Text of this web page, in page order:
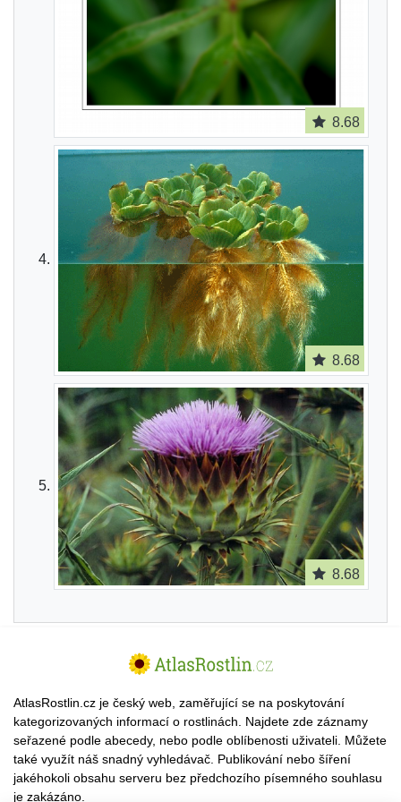
8.68
8.68
8.68
AtlasRostlin.cz je český web, zaměřující se na poskytování
kategorizovaných informací o rostlinách. Najdete zde záznamy
seřazené podle abecedy, nebo podle oblíbenosti uživateli. Můžete
také využít náš snadný vyhledávač. Publikování nebo šíření
jakéhokoli obsahu serveru bez předchozího písemného souhlasu
je zakázáno.